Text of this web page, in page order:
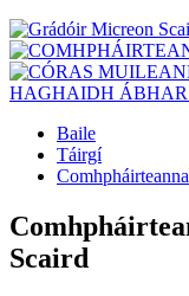
Baile
Táirgí
Scaird